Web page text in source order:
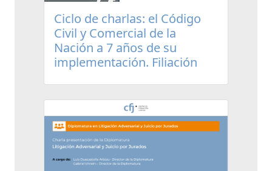
Ciclo de charlas: el Código
Civil y Comercial de la
Nación a 7 años de su
implementación. Filiación